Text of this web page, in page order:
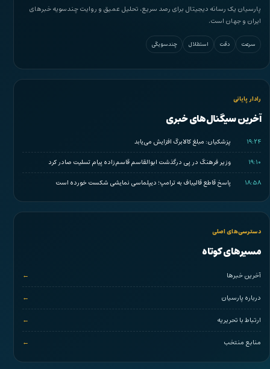
پارسیان یک رسانه دیجیتال برای رصد سریع، تحلیل عمیق و روایت چندسویه خبرهای
ایران و جهان است.
سرعت دقت استقلال چندسویگی
رادار پایانی
آخرین سیگنال‌های خبری
۱۹:۲۴ پزشکیان: مبلغ کالابرگ افزایش می‌یابد
۱۹:۱۰ وزیر فرهنگ در پی درگذشت ابوالقاسم قاسم‌زاده پیام تسلیت صادر کرد
۱۸:۵۸ پاسخ قاطع قالیباف به ترامپ؛ دیپلماسی نمایشی شکست خورده است
دسترسی‌های اصلی
مسیرهای کوتاه
آخرین خبرها
درباره پارسیان
ارتباط با تحریریه
منابع منتخب